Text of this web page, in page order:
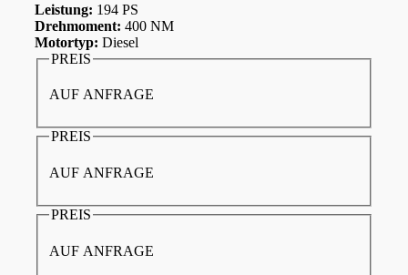
Leistung: 194 PS
Drehmoment: 400 NM
Motortyp: Diesel
PREIS
AUF ANFRAGE
PREIS
AUF ANFRAGE
PREIS
AUF ANFRAGE